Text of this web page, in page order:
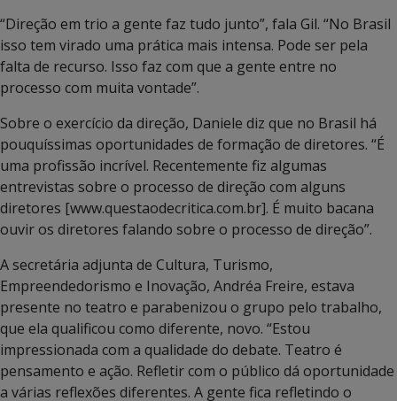
“Direção em trio a gente faz tudo junto”, fala Gil. “No Brasil
isso tem virado uma prática mais intensa. Pode ser pela
falta de recurso. Isso faz com que a gente entre no
processo com muita vontade”.
Sobre o exercício da direção, Daniele diz que no Brasil há
pouquíssimas oportunidades de formação de diretores. “É
uma profissão incrível. Recentemente fiz algumas
entrevistas sobre o processo de direção com alguns
diretores [www.questaodecritica.com.br]. É muito bacana
ouvir os diretores falando sobre o processo de direção”.
A secretária adjunta de Cultura, Turismo,
Empreendedorismo e Inovação, Andréa Freire, estava
presente no teatro e parabenizou o grupo pelo trabalho,
que ela qualificou como diferente, novo. “Estou
impressionada com a qualidade do debate. Teatro é
pensamento e ação. Refletir com o público dá oportunidade
a várias reflexões diferentes. A gente fica refletindo o